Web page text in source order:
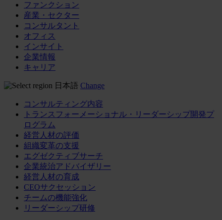
ファンクション
産業・セクター
コンサルタント
オフィス
インサイト
企業情報
キャリア
日本語 Change
コンサルティング内容
トランスフォーメーショナル・リーダーシップ開発プ
ログラム
経営人材の評価
組織変革の支援
エグゼクティブサーチ
企業統治アドバイザリー
経営人材の育成
CEOサクセッション
チームの機能強化
リーダーシップ研修